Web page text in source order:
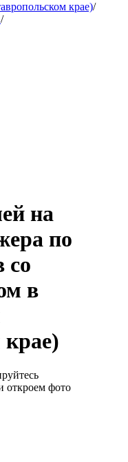
крае)/
/
на
по
со
в
откроем фото